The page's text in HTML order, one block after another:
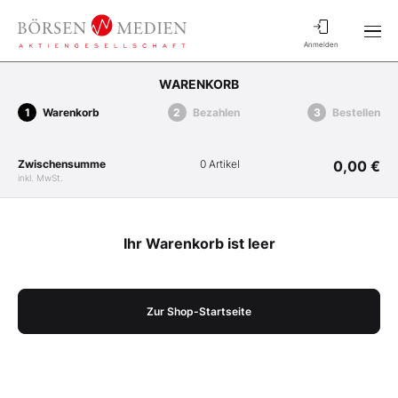
Anmelden
WARENKORB
Warenkorb Bezahlen Bestellen
Zwischensumme
inkl. MwSt.
0 Artikel 0,00 €
Ihr Warenkorb ist leer
Zur Shop-Startseite